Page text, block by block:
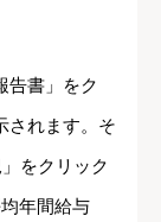
告書」をク
されます。そ
をクリック
年間給与